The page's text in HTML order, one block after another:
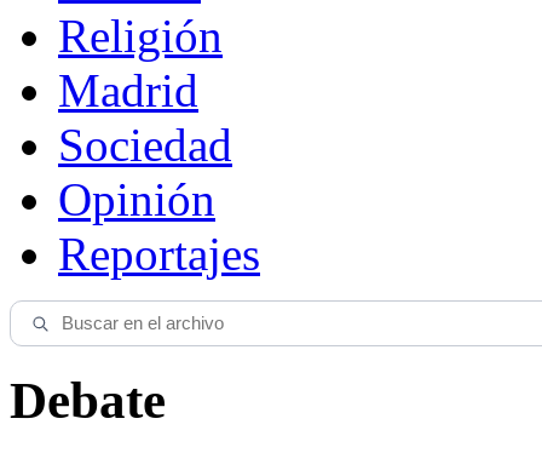
Religión
Madrid
Sociedad
Opinión
Reportajes
Debate